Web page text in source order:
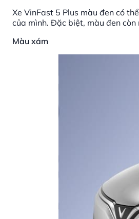
Xe VinFast 5 Plus màu đen có
của mình. Đặc biệt, màu đen còn
Màu xám